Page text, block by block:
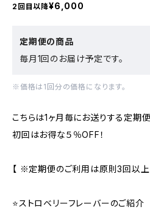
2回目以降¥6,000
定期便の商品
毎月1回のお届け予定です。
※価格は1回分の価格になります。
こちらは1ヶ月毎にお送りする定期便
初回はお得な５％OFF！
【 ※定期便のご利用は原則3回以上
⭐️ストロベリーフレーバーのご紹介